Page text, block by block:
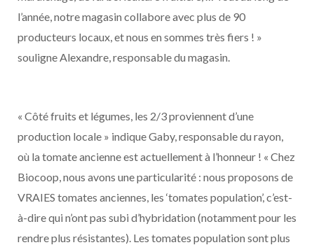
l’année, notre magasin collabore avec plus de 90
producteurs locaux, et nous en sommes très fiers ! »
souligne Alexandre, responsable du magasin.
« Côté fruits et légumes, les 2/3 proviennent d’une
production locale » indique Gaby, responsable du rayon,
où la tomate ancienne est actuellement à l’honneur ! « Chez
Biocoop, nous avons une particularité : nous proposons de
VRAIES tomates anciennes, les ‘tomates population’, c’est-
à-dire qui n’ont pas subi d’hybridation (notamment pour les
rendre plus résistantes). Les tomates population sont plus